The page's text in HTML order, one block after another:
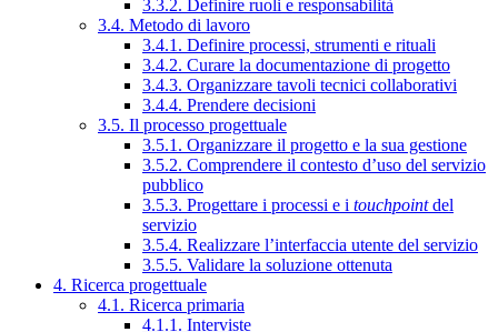
3.3.2. Definire ruoli e responsabilità
3.4. Metodo di lavoro
3.4.1. Definire processi, strumenti e rituali
3.4.2. Curare la documentazione di progetto
3.4.3. Organizzare tavoli tecnici collaborativi
3.4.4. Prendere decisioni
3.5. Il processo progettuale
3.5.1. Organizzare il progetto e la sua gestione
3.5.2. Comprendere il contesto d’uso del servizio
pubblico
3.5.3. Progettare i processi e i touchpointdel
servizio
3.5.4. Realizzare l’interfaccia utente del servizio
3.5.5. Validare la soluzione ottenuta
4. Ricerca progettuale
4.1. Ricerca primaria
4.1.1. Interviste